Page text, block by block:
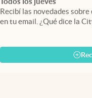
Recibí las novedades
en tu email. ¿Qué dice la